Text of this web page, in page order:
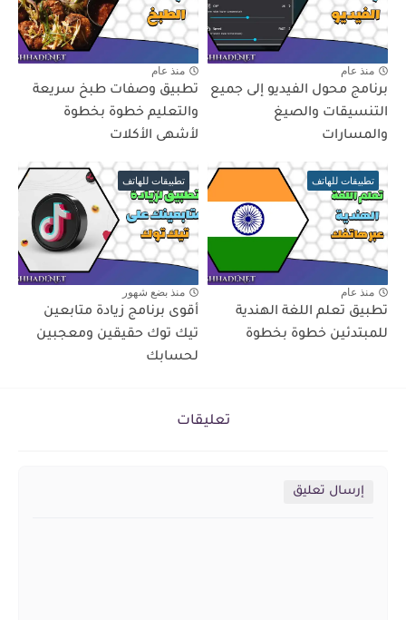
منذ عام
برنامج محول الفيديو إلى جميع
التنسيقات والصيغ
والمسارات
منذ عام
تطبيق وصفات طبخ سريعة
والتعليم خطوة بخطوة
لأشهى الأكلات
تطبيقات للهاتف
منذ عام
تطبيق تعلم اللغة الهندية
للمبتدئين خطوة بخطوة
تطبيقات للهاتف
منذ بضع شهور
أقوى برنامج زيادة متابعين
تيك توك حقيقين ومعجبين
لحسابك
تعليقات
إرسال تعليق